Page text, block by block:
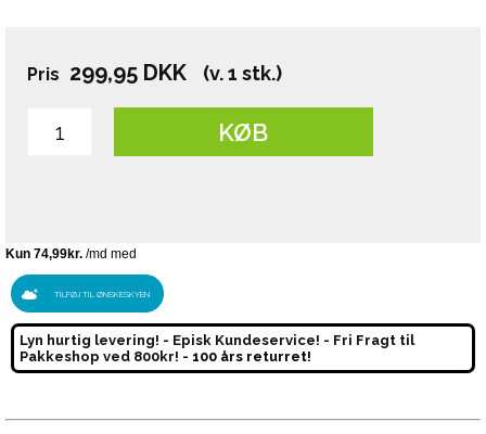
Pris 299,95 DKK (v. 1 stk.)
KØB
TILFØJ TIL ØNSKESKYEN
Lyn hurtig levering! - Episk Kundeservice! - Fri Fragt til
Pakkeshop ved 800kr! - 100 års returret!